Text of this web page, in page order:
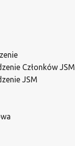
Członków JSM
JSM